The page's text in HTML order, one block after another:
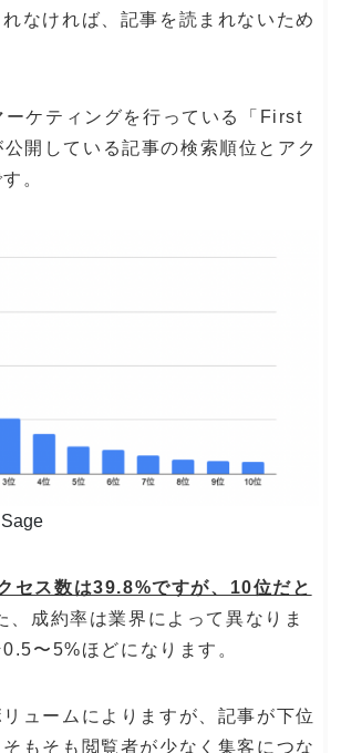
なければ、記事を読まれないため
ーケティングを行っている「First
開している記事の検索順位とアク
。
セス数は39.8%ですが、10位だと
、成約率は業界によって異なりま
〜5%ほどになります。
ュームによりますが、記事が下位
もそも閲覧者が少なく集客につな